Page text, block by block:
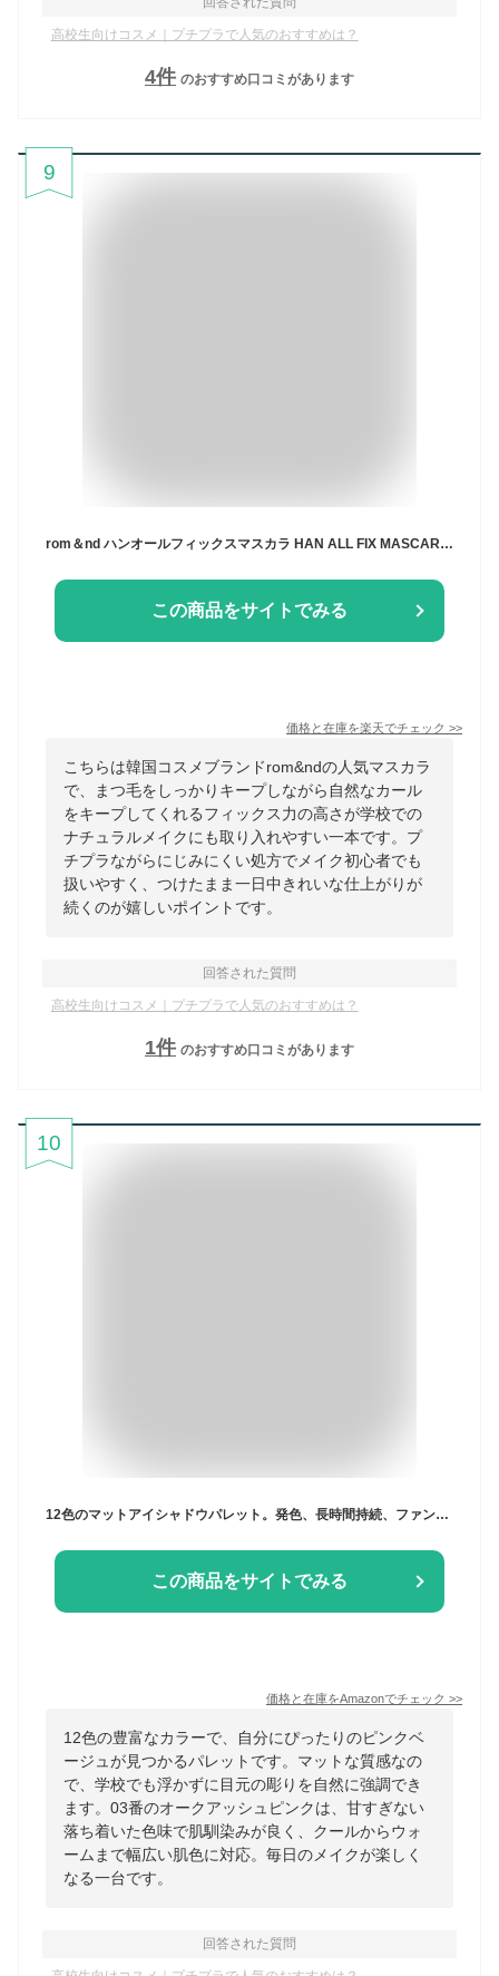
高校生向けコスメ｜プチプラで人気のおすすめは？
4件 のおすすめ口コミがあります
9
この商品をサイトでみる
価格と在庫を楽天でチェック >>
こちらは韓国コスメブランドrom&ndの人気マスカラ
で、まつ毛をしっかりキープしながら自然なカール
をキープしてくれるフィックス力の高さが学校での
ナチュラルメイクにも取り入れやすい一本です。プ
チプラながらにじみにくい処方でメイク初心者でも
扱いやすく、つけたまま一日中きれいな仕上がりが
続くのが嬉しいポイントです。
回答された質問
高校生向けコスメ｜プチプラで人気のおすすめは？
1件 のおすすめ口コミがあります
10
この商品をサイトでみる
価格と在庫をAmazonでチェック >>
12色の豊富なカラーで、自分にぴったりのピンクベ
ージュが見つかるパレットです。マットな質感なの
で、学校でも浮かずに目元の彫りを自然に強調でき
ます。03番のオークアッシュピンクは、甘すぎない
落ち着いた色味で肌馴染みが良く、クールからウォ
ームまで幅広い肌色に対応。毎日のメイクが楽しく
なる一台です。
回答された質問